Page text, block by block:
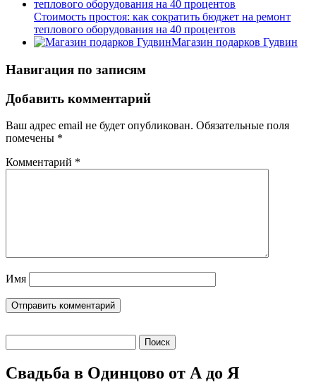
Стоимость простоя: как сократить бюджет на ремонт
теплового оборудования на 40 процентов
Магазин подарков Гудвин
Навигация по записям
Добавить комментарий
Ваш адрес email не будет опубликован. Обязательные поля
помечены *
Комментарий *
Имя
Свадьба в Одинцово от А до Я